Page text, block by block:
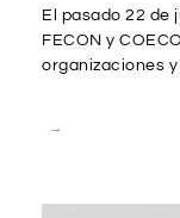
El pasado 22 de
FECON y
organizaciones